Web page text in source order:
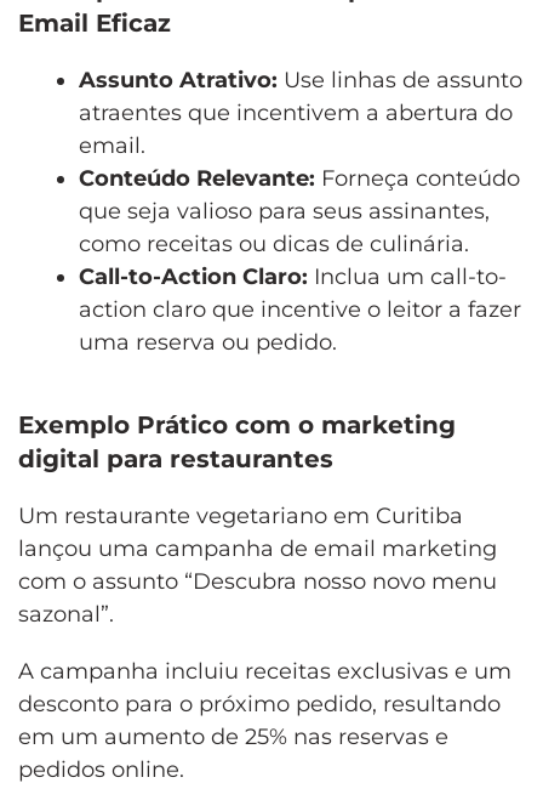
Email Eficaz
Assunto Atrativo: Use linhas de assunto
atraentes que incentivem a abertura do
email.
Conteúdo Relevante: Forneça conteúdo
que seja valioso para seus assinantes,
como receitas ou dicas de culinária.
Call-to-Action Claro: Inclua um call-to-
action claro que incentive o leitor a fazer
uma reserva ou pedido.
Exemplo Prático com o marketing
digital para restaurantes
Um restaurante vegetariano em Curitiba
lançou uma campanha de email marketing
com o assunto “Descubra nosso novo menu
sazonal”.
A campanha incluiu receitas exclusivas e um
desconto para o próximo pedido, resultando
em um aumento de 25% nas reservas e
pedidos online.